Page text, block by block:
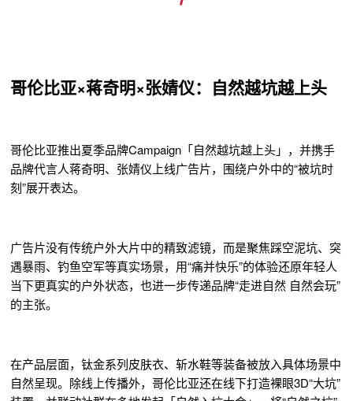
哥伦比亚×蒋奇明×张婧仪：自然越坑越上头
哥伦比亚推出夏季品牌Campaign「自然越坑越上头」，并携手
品牌代言人蒋奇明、张婧仪上线广告片，围绕户外中的“被坑时
刻”展开表达。
广告片没有传统户外大片中的精致滤镜，而是聚焦踩空泥坑、突
遇暴雨、钓鱼空军等真实场景，用“痛并快乐”的体验还原年轻人
当下更真实的户外状态，也进一步传递品牌“走进自然 自然会玩”
的主张。
在产品层面，钛金系列皮肤衣、斩水鞋等装备被放入具体场景中
自然呈现。除线上传播外，哥伦比亚还在线下打造裸眼3D“大坑”